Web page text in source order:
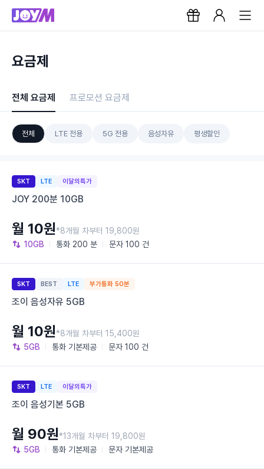
요금제
전체 요금제 프로모션 요금제
전체 LTE 전용 5G 전용 음성자유 평생할인
SKT LTE 이달의특가
JOY 200분 10GB
10GB 통화 200 분 문자 100 건
월 10원*8개월 차부터 19,800원
SKT BEST LTE 부가통화 50분
조이 음성자유 5GB
5GB 통화 기본제공 문자 100 건
월 10원*8개월 차부터 15,400원
SKT LTE 이달의특가
조이 음성기본 5GB
5GB 통화 기본제공 문자 기본제공
월 90원*13개월 차부터 19,800원